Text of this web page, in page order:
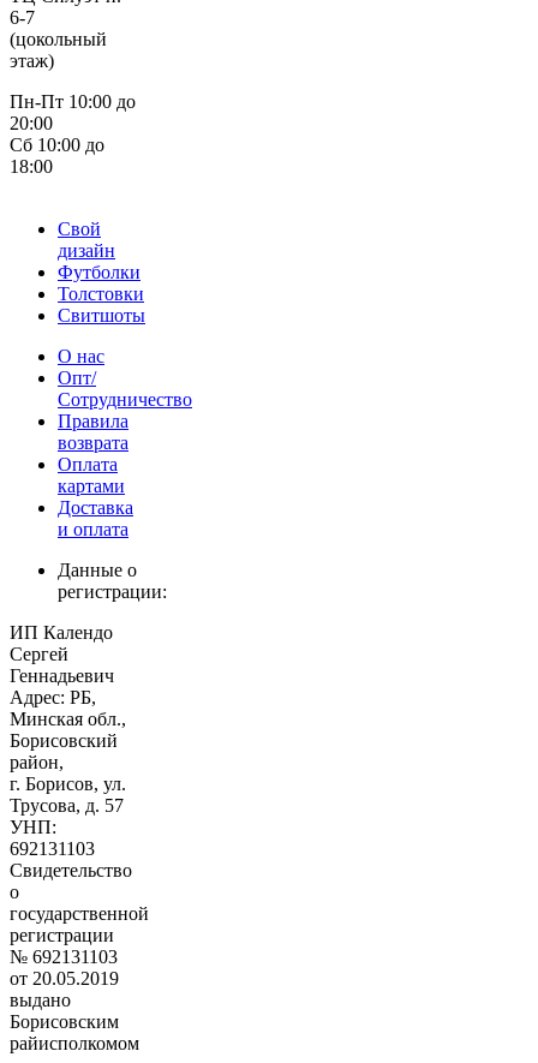
6-7
(цокольный
этаж)
Пн-Пт 10:00 до
20:00
Сб 10:00 до
18:00
Свой
дизайн
Футболки
Толстовки
Свитшоты
О нас
Опт/
Сотрудничество
Правила
возврата
Оплата
картами
Доставка
и оплата
Данные о
регистрации:
ИП Календо
Сергей
Геннадьевич
Адрес: РБ,
Минская обл.,
Борисовский
район,
г. Борисов, ул.
Трусова, д. 57
УНП:
692131103
Свидетельство
о
государственной
регистрации
№ 692131103
от 20.05.2019
выдано
Борисовским
райисполкомом